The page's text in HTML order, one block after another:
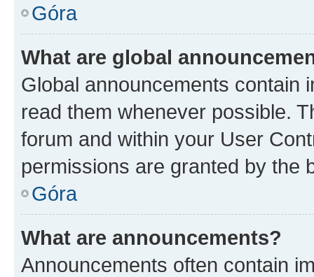
Góra
What are global
Global announcements contain
read them whenever possible.
forum and within your User
permissions are granted by the
Góra
What are announcements?
Announcements often contain